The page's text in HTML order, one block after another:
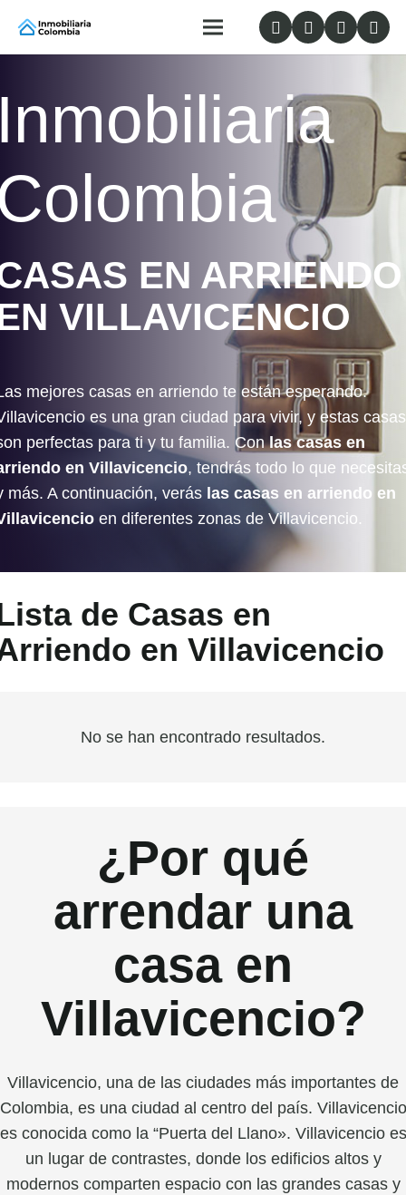
EN ARRIENDO
VILLAVICENCIO
mejores casas en arriendo te están esperando.
es una gran ciudad para vivir, y estas casas
perfectas para ti y tu familia. Conlas casas en
en Villavicencio, tendrás todo lo que
más. A continuación, veráslas casas en arriendo en
en diferentes zonas de Villavicencio.
de Casas en
en Villavicencio
No se han encontrado resultados.
¿Por qué
arrendar una
casa en
Villavicencio?
Villavicencio, una de las ciudades más importantes de
Colombia, es una ciudad al centro del país. Villavicencio
es conocida como la “Puerta del Llano». Villavicencio es
un lugar de contrastes, donde los edificios altos y
modernos comparten espacio con las grandes casas y